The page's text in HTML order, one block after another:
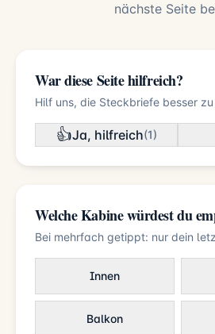
nächste Seite
War diese Seite hilfreich?
Hilf uns, die Steckbriefe besser
👍Ja, hilfreich(1)
Welche Kabine würdest du
Bei mehrfach getippt: nur dein
Innen
Balkon